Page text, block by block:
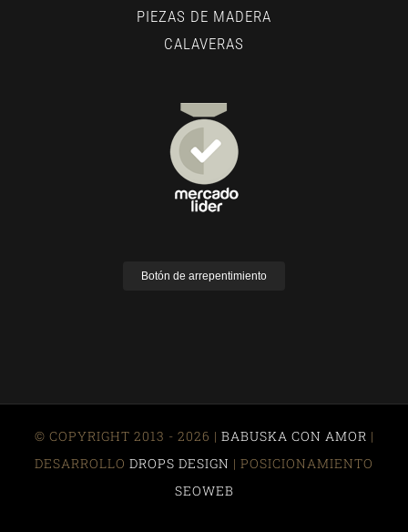
PIEZAS DE MADERA
CALAVERAS
Botón de arrepentimiento
© COPYRIGHT 2013 - 2026 | BABUSKA CON AMOR |
DESARROLLO DROPS DESIGN | POSICIONAMIENTO
SEOWEB